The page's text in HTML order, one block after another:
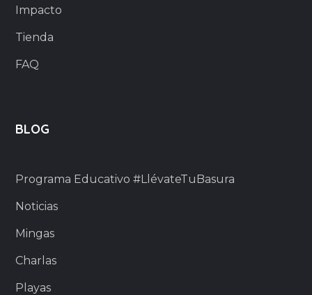
Impacto
Tienda
FAQ
BLOG
Programa Educativo #LlévateTuBasura
Noticias
Mingas
Charlas
Playas